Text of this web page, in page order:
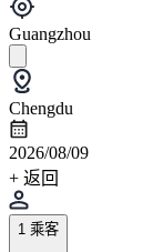
Guangzhou
Chengdu
2026/08/09
+ 返回
1 乘客